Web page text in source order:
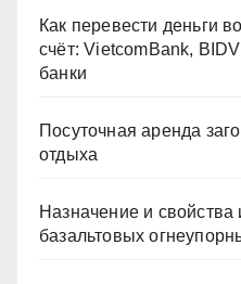
Как перевести деньги
счёт: VietcomBank,
банки
Посуточная аренда
отдыха
Назначение и
базальтовых